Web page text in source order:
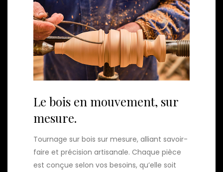
Le bois en mouvement, sur
mesure.
Tournage sur bois sur mesure, alliant savoir-
faire et précision artisanale. Chaque pièce
est conçue selon vos besoins, qu’elle soit